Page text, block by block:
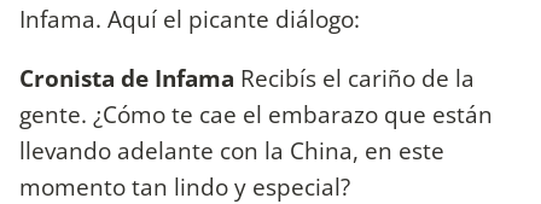
Infama. Aquí el picante diálogo:
Cronista de Infama Recibís el cariño de la
gente. ¿Cómo te cae el embarazo que están
llevando adelante con la China, en este
momento tan lindo y especial?